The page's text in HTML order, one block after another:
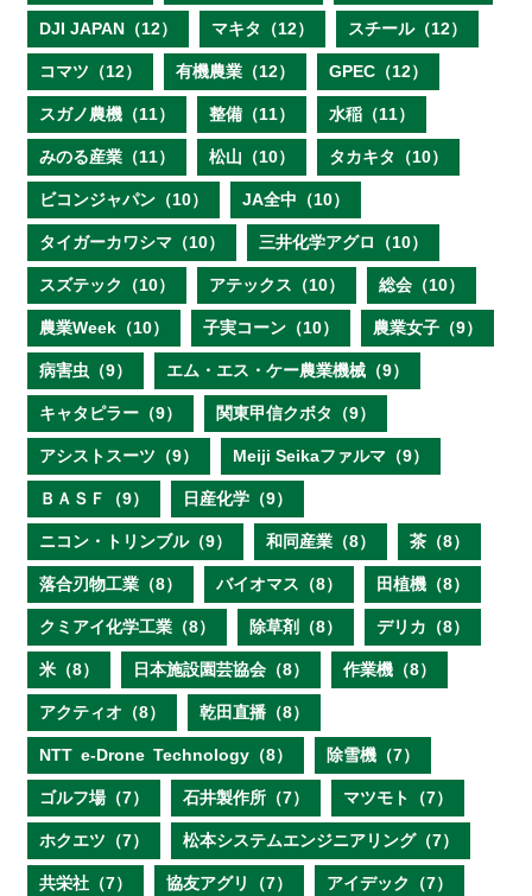
DJI JAPAN（12） マキタ（12） スチール（12）
コマツ（12） 有機農業（12） GPEC（12）
スガノ農機（11） 整備（11） 水稲（11）
みのる産業（11） 松山（10） タカキタ（10）
ビコンジャパン（10） JA全中（10）
タイガーカワシマ（10） 三井化学アグロ（10）
スズテック（10） アテックス（10） 総会（10）
農業Week（10） 子実コーン（10） 農業女子（9）
病害虫（9） エム・エス・ケー農業機械（9）
キャタピラー（9） 関東甲信クボタ（9）
アシストスーツ（9） Meiji Seikaファルマ（9）
ＢＡＳＦ（9） 日産化学（9）
ニコン・トリンブル（9） 和同産業（8） 茶（8）
落合刃物工業（8） バイオマス（8） 田植機（8）
クミアイ化学工業（8） 除草剤（8） デリカ（8）
米（8） 日本施設園芸協会（8） 作業機（8）
アクティオ（8） 乾田直播（8）
NTT e‐Drone Technology（8） 除雪機（7）
ゴルフ場（7） 石井製作所（7） マツモト（7）
ホクエツ（7） 松本システムエンジニアリング（7）
共栄社（7） 協友アグリ（7） アイデック（7）